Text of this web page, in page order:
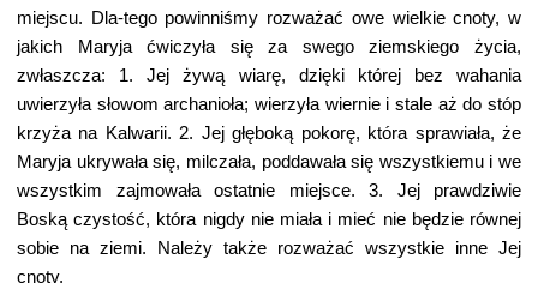
miejscu. Dla-tego powinniśmy rozważać owe wielkie cnoty, w
jakich Maryja ćwiczyła się za swego ziemskiego życia,
zwłaszcza: 1. Jej żywą wiarę, dzięki której bez wahania
uwierzyła słowom archanioła; wierzyła wiernie i stale aż do stóp
krzyża na Kalwarii. 2. Jej głęboką pokorę, która sprawiała, że
Maryja ukrywała się, milczała, poddawała się wszystkiemu i we
wszystkim zajmowała ostatnie miejsce. 3. Jej prawdziwie
Boską czystość, która nigdy nie miała i mieć nie będzie równej
sobie na ziemi. Należy także rozważać wszystkie inne Jej
cnoty.